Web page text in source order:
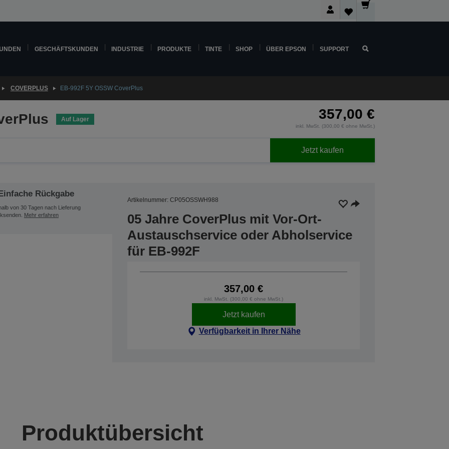
GESCHÄFTSKUNDEN INDUSTRIE PRODUKTE TINTE SHOP ÜBER EPSON SUPPORT
COVERPLUS EB-992F 5Y OSSW CoverPlus
Auf Lager 357,00 €
inkl. MwSt. (300,00 € ohne MwSt.)
Jetzt kaufen
Rückgabe
von 30 Tagen nach Lieferung
Mehr erfahren
Artikelnummer: CP05OSSWH988
05 Jahre CoverPlus mit Vor-Ort-
Austauschservice oder Abholservice
für EB-992F
357,00 €
inkl. MwSt. (300,00 € ohne MwSt.)
Jetzt kaufen
Verfügbarkeit in Ihrer Nähe
Produktübersicht